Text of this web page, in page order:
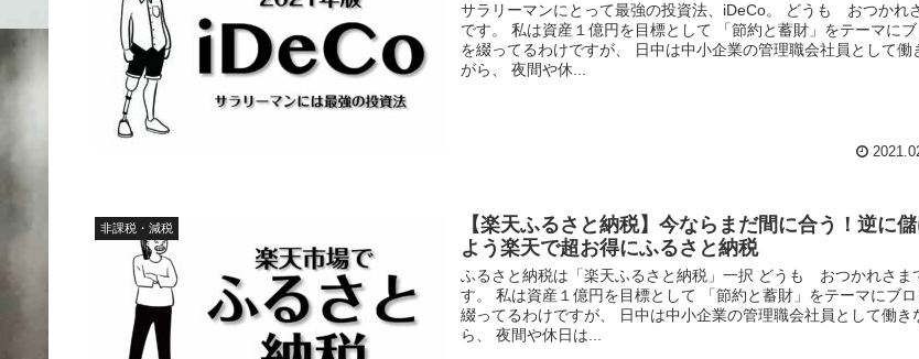
サラリーマンにとって最強の投資法、iDeCo。 どうも おつかれ
です。 私は資産１億円を目標として 「節約と蓄財」をテーマに
を綴ってるわけですが、 日中は中小企業の管理職会社員として働
がら、 夜間や休...
非課税・減税
【楽天ふるさと納税】今ならまだ間に合う！逆に
よう楽天で超お得にふるさと納税
ふるさと納税は「楽天ふるさと納税」一択 どうも おつかれさま
す。 私は資産１億円を目標として 「節約と蓄財」をテーマにブロ
綴ってるわけですが、 日中は中小企業の管理職会社員として働き
ら、 夜間や休日は...